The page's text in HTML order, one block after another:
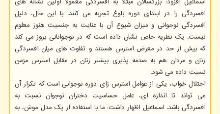
افسردگی را در ابتدای دوره بلوغ تجربه می کنند. با این حال، دلیل
افسردگی نوجوانی و میزان شیوع آن با عنایت به جنسیت هنوز معلوم
نیست. یک نظریه خاص نشان داده است که در نوجوانانی بروز می کند
که بیش از حد در معرض استرس هستند و تفاوت های میان افسردگی
زنان و مردان هم به صدمه پذیری بیشتر زنان در مقابل استرس مزمن
نسبت داده می شود.
اختلال خواب، یکی از عوامل استرس زای دوره نوجوانی است که تکرار آن
می تواند تا اندازه ای، عامل حساسیت دختران نوجوان نسبت به
افسردگی باشد. اسماعیل اظهار داشت: ما با استفاده از یک مدل موش، به